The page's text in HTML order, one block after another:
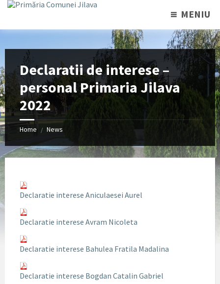
MENIU
Declaratii de interese –
personal Primaria Jilava
2022
Home / News
Declaratie interese Aniculaesei Aurel
Declaratie interese Avram Nicoleta
Declaratie interese Bahulea Fratila Madalina
Declaratie interese Bogdan Catalin Gabriel